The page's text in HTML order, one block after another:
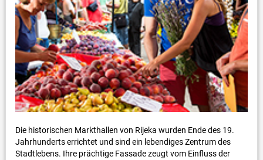
Die historischen Markthallen von Rijeka wurden Ende des 19.
Jahrhunderts errichtet und sind ein lebendiges Zentrum des
Stadtlebens. Ihre prächtige Fassade zeugt vom Einfluss der